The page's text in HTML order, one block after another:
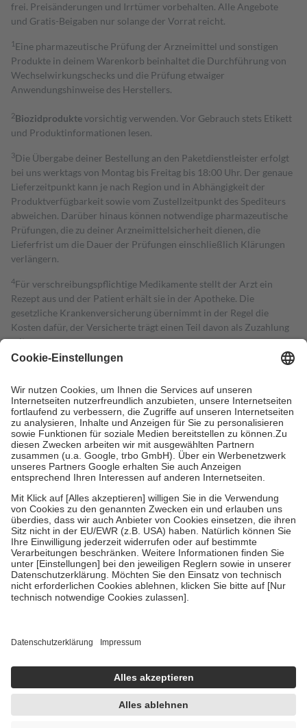
frei. Preisänderungen und Irrtümer vorbehalten. Alle Angebote
und Gratis-Beigaben nur solange der Vorrat reicht.
1 Eine pharmazeutische Prüfung der Arzneimittel und sonstigen
Produkte in deinem Warenkorb beinhaltet die Durchführung von
Wechselwirkungschecks und die Prüfung etwaiger
Anwendungshinweise des Herstellers.
2Biozidproduktevorsichtig verwenden. Vor Gebrauch stets Etikett
und Produktinformationen lesen.
3Die Übergabe deiner Bestellung an den Paketdienstleister erfolgt
bei uns werktags von Montag bis Freitag bis 18:00 Uhr. Der genaue
Lieferzeitpunkt kann je nach Region und in Abhängigkeit der
Produktverfügbarkeit sowie vom Zustellzeitpunkt des Spediteurs
abweichen. Darüber hinaus können notwendige pharmazeutische
Prüfungen, die zu deiner Arzneimittelsicherheit dienen, die
Lieferfrist um die Dauer der Prüfungen einschließlich Klärungen
verlängern.
4Für verschreibungspflichtige Medikamente stellt der Arzt ein
Rezept aus und der Patient erhält sie in der Apotheke. Die
gesetzliche Krankenversicherung übernimmt in der Regel die
Kosten dafür, der Versicherte trägt einen Teil davon als Zuzahlung
mit.
Grundsätzlich leisten Mitglieder Zuzahlungen in Höhe von zehn
höchstens zehn Euro.
Es sind jedoch nie mehr als die tatsächlichen
Kosten der Leistung zu entrichten.
Diese Regeln gelten grundsätzlich auch für Online-Apotheken.
Bei Heilmitteln und häuslicher Krankenpflege beträgt die
Zuzahlung zehn Prozent der Kosten sowie zehn Euro je
Verordnung.
Um das Engagement der Versicherten für ihre eigene Gesundheit zu
stärken und die besondere Stellung der Familie zu unterstützen,
fallenkeine Zuzahlungenan bei:
• Kindern und Jugendlichen bis zum vollendeten 18. Lebensjahr
mit Ausnahme der Fahrkosten
• Untersuchungen zur Vorsorge und Früherkennung, die von der
GKV getragen werden
• empfohlenen Schutzimpfungen
• Harn- und Blutteststreifen
getroffen, um sicherzustellen, dass es sich um echte Bewertungen
https://help.etrusted.com/hc/de/articles/4419944605341
Einige Bilder und Inhalte wurden unter Zuhilfenahme künstlicher